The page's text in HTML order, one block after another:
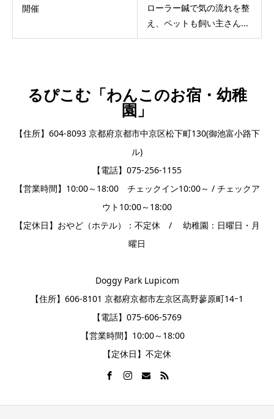
開催
ローラー鍼で気の流れを整
え、ペットも飼い主さん...
るぴこむ「わんこのお宿・幼稚
園」
【住所】604-8093 京都府京都市中京区松下町130(御池富小路下
ル)
【電話】075-256-1155
【営業時間】10:00～18:00 チェックイン10:00～ / チェックア
ウト10:00～18:00
【定休日】おやど（ホテル）：不定休 / 幼稚園：日曜日・月
曜日
Doggy Park Lupicom
【住所】606-8101 京都府京都市左京区高野蓼原町14ｰ1
【電話】075-606-5769
【営業時間】10:00～18:00
【定休日】不定休